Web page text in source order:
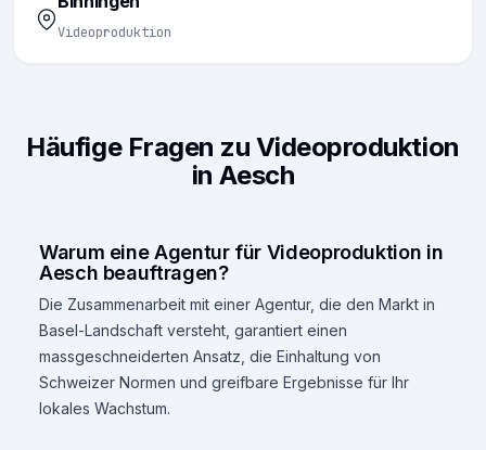
Videoproduktion
Häufige Fragen zu Videoproduktion
in Aesch
Warum eine Agentur für Videoproduktion in
Aesch beauftragen?
Die Zusammenarbeit mit einer Agentur, die den Markt in
Basel-Landschaft versteht, garantiert einen
massgeschneiderten Ansatz, die Einhaltung von
Schweizer Normen und greifbare Ergebnisse für Ihr
lokales Wachstum.